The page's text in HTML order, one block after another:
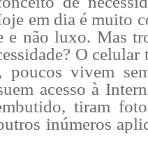
em dia é muito
e não luxo. Mas
O
poucos vivem
acesso à
tiram
inúmeros